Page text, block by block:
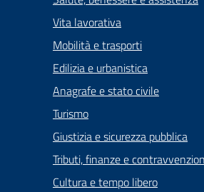
Vita lavorativa
Mobilità e trasporti
Edilizia e urbanistica
Anagrafe e stato civile
Turismo
Giustizia e sicurezza pubblica
Tributi, finanze e
Cultura e tempo libero